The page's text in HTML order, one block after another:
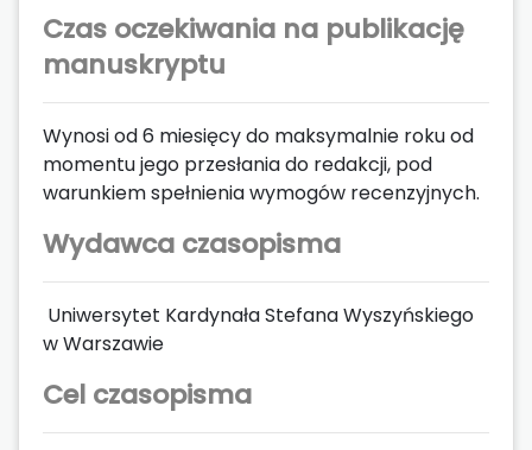
Czas oczekiwania na publikację
manuskryptu
Wynosi od 6 miesięcy do maksymalnie roku od
momentu jego przesłania do redakcji, pod
warunkiem spełnienia wymogów recenzyjnych.
Wydawca czasopisma
Uniwersytet Kardynała Stefana Wyszyńskiego
w Warszawie
Cel czasopisma